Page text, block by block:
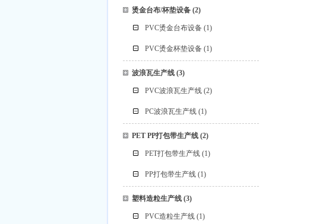
烫金台布/杯垫设备(2)
PVC烫金台布设备 (1)
PVC烫金杯垫设备 (1)
波浪瓦生产线(3)
PVC波浪瓦生产线 (2)
PC波浪瓦生产线 (1)
PET PP打包带生产线(2)
PET打包带生产线 (1)
PP打包带生产线 (1)
塑料造粒生产线(3)
PVC造粒生产线 (1)